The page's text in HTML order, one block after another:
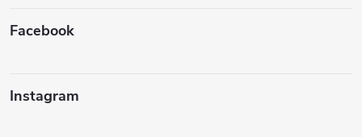
Facebook
Instagram